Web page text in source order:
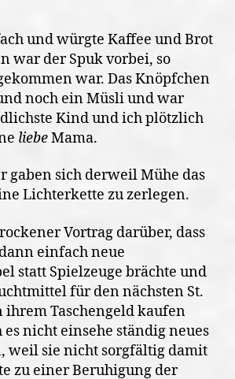
und würgte Kaffee und Brot
war der Spuk vorbei, so
war. Das Knöpfchen
noch ein Müsli und war
Kind und ich plötzlich
liebeMama.
gaben sich derweil Mühe das
Lichterkette zu zerlegen.
Vortrag darüber, dass
einfach neue
statt Spielzeuge brächte und
für den nächsten St.
ihrem Taschengeld kaufen
es nicht einsehe ständig neues
weil sie nicht sorgfältig damit
zu einer Beruhigung der